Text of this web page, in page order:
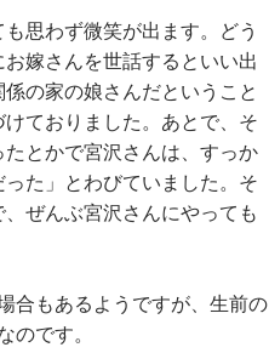
思わず微笑が出ます。どう
嫁さんを世話するといい出
の家の娘さんだということ
ておりました。あとで、そ
とかで宮沢さんは、すっか
た」とわびていました。そ
ぜんぶ宮沢さんにやっても
合もあるようですが、生前の
のです。